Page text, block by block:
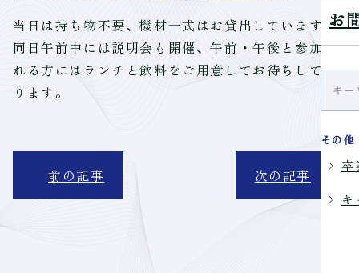
お
その他
卒
キ
当日は持ち物不要、機材一式はお貸出しています。
同日午前中には説明会も開催、午前・午後と参加さ
れる方にはランチと飲料をご用意してお待ちしてお
ります。
前の記事 次の記事